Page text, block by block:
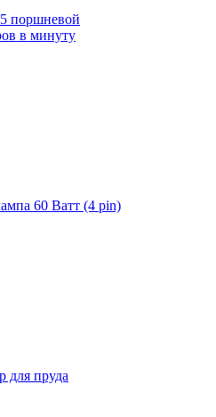
поршневой
в минуту
60 Ватт (4 pin)
для пруда